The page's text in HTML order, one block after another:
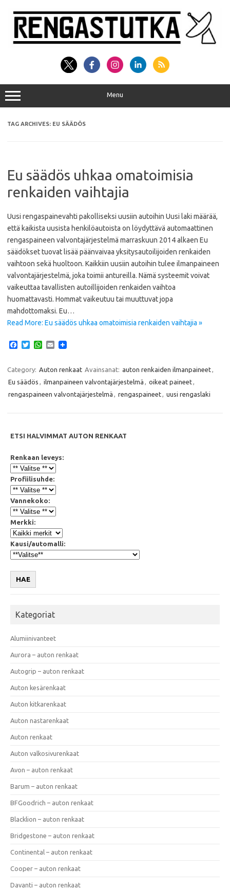
content
Menu
TAG ARCHIVES: EU SÄÄDÖS
Eu säädös uhkaa omatoimisia
renkaiden vaihtajia
Uusi rengaspainevahti pakolliseksi uusiin autoihin Uusi laki määrää,
että kaikista uusista henkilöautoista on löydyttävä automaattinen
rengaspaineen valvontajärjestelmä marraskuun 2014 alkaen Eu
säädökset tuovat lisää päänvaivaa yksitysautoilijoiden renkaiden
vaihtoon sekä huoltoon. Kaikkiin uusiin autoihin tulee ilmanpaineen
valvontajärjestelmä, joka toimii antureilla. Nämä systeemit voivat
vaikeuttaa tavallisten autoillijoiden renkaiden vaihtoa
huomattavasti. Hommat vaikeutuu tai muuttuvat jopa
mahdottomaksi. Eu…
Read More: Eu säädös uhkaa omatoimisia renkaiden vaihtajia »
e
b
o
o
T
t
t
e
r
W
t
s
A
p
E
i
Category: Auton renkaat Avainsanat: auton renkaiden ilmanpaineet
Eu säädös
ilmanpaineen valvontajärjestelmä oikeat paineet
rengaspaineen valvontajärjestelmä
rengaspaineet uusi rengaslaki
ETSI HALVIMMAT AUTON RENKAAT
Renkaan leveys:
Profiilisuhde:
Vannekoko:
Merkki:
Kausi/automalli:
HAE
Kategoriat
Alumiinivanteet
Aurora – auton renkaat
Autogrip – auton renkaat
Auton kesärenkaat
Auton kitkarenkaat
Auton nastarenkaat
Auton renkaat
Auton valkosivurenkaat
Avon – auton renkaat
Barum – auton renkaat
BFGoodrich – auton renkaat
Blacklion – auton renkaat
Bridgestone – auton renkaat
Continental – auton renkaat
Cooper – auton renkaat
Davanti – auton renkaat